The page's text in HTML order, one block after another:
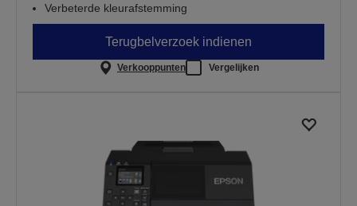
Verbeterde kleurafstemming
Terugbelverzoek indienen
Verkooppunten Vergelijken